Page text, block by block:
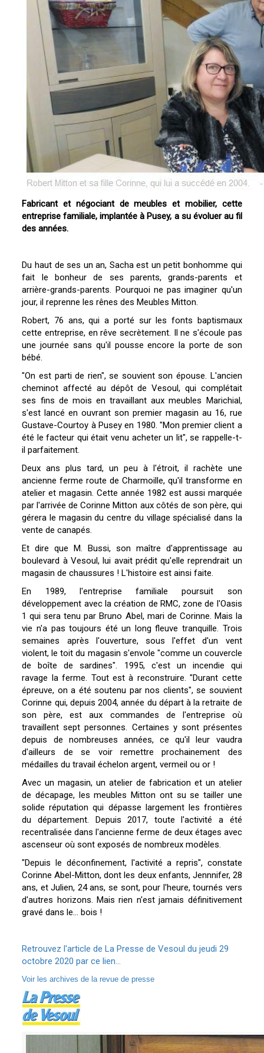
Fabricant et négociant de meubles et mobilier, cette
entreprise familiale, implantée à Pusey, a su évoluer au fil
des années.
Du haut de ses un an, Sacha est un petit bonhomme qui
fait le bonheur de ses parents, grands-parents et
arrière-grands-parents. Pourquoi ne pas imaginer qu'un
jour, il reprenne les rênes des Meubles Mitton.
Robert, 76 ans, qui a porté sur les fonts baptismaux
cette entreprise, en rêve secrètement. Il ne s'écoule pas
une journée sans qu'il pousse encore la porte de son
bébé.
"On est parti de rien", se souvient son épouse. L'ancien
cheminot affecté au dépôt de Vesoul, qui complétait
ses fins de mois en travaillant aux meubles Marichial,
s'est lancé en ouvrant son premier magasin au 16, rue
Gustave-Courtoy à Pusey en 1980. "Mon premier client a
été le facteur qui était venu acheter un lit", se rappelle-t-
il parfaitement.
Deux ans plus tard, un peu à l'étroit, il rachète une
ancienne ferme route de Charmoille, qu'il transforme en
atelier et magasin. Cette année 1982 est aussi marquée
par l'arrivée de Corinne Mitton aux côtés de son père, qui
gérera le magasin du centre du village spécialisé dans la
vente de canapés.
Et dire que M. Bussi, son maître d'apprentissage au
boulevard à Vesoul, lui avait prédit qu'elle reprendrait un
magasin de chaussures ! L'histoire est ainsi faite.
En 1989, l'entreprise familiale poursuit son
développement avec la création de RMC, zone de l'Oasis
1 qui sera tenu par Bruno Abel, mari de Corinne. Mais la
vie n'a pas toujours été un long fleuve tranquille. Trois
semaines après l'ouverture, sous l'effet d'un vent
violent, le toit du magasin s'envole "comme un couvercle
de boîte de sardines". 1995, c'est un incendie qui
ravage la ferme. Tout est à reconstruire. "Durant cette
épreuve, on a été soutenu par nos clients", se souvient
Corinne qui, depuis 2004, année du départ à la retraite de
son père, est aux commandes de l'entreprise où
travaillent sept personnes. Certaines y sont présentes
depuis de nombreuses années, ce qu'il leur vaudra
d'ailleurs de se voir remettre prochainement des
médailles du travail échelon argent, vermeil ou or !
Avec un magasin, un atelier de fabrication et un atelier
de décapage, les meubles Mitton ont su se tailler une
solide réputation qui dépasse largement les frontières
du département. Depuis 2017, toute l'activité a été
recentralisée dans l'ancienne ferme de deux étages avec
ascenseur où sont exposés de nombreux modèles.
"Depuis le déconfinement, l'activité a repris", constate
Corinne Abel-Mitton, dont les deux enfants, Jennnifer, 28
ans, et Julien, 24 ans, se sont, pour l'heure, tournés vers
d'autres horizons. Mais rien n'est jamais définitivement
gravé dans le... bois !
Retrouvez l'article de La Presse de Vesoul du jeudi 29
octobre 2020 par ce lien...
Voir les archives de la revue de presse